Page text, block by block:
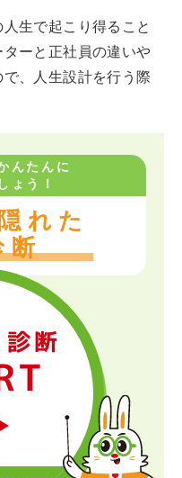
生で起こり得ること
ーと正社員の違いや
、人生設計を行う際
んたんに
ょう！
れた
断
断